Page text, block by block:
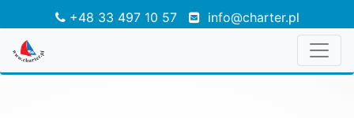
+48 33 497 10 57 info@charter.pl